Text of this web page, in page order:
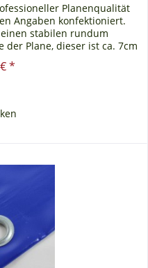
Planenqualität
Angaben konfektioniert.
einen stabilen rundum
der Plane, dieser ist ca. 7cm
*